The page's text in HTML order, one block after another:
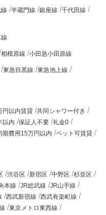
半蔵門線 銀座線
千代田線
相模原線 小田急小田原線
東急目黒線
東急池上線
円以内賃貸
共同シャワー付き
以内 保証人不要
礼金0
期費用15万円以内
ペット可賃貸
渋谷区 新宿区 中野区
杉並区
本線 JR総武線
JR山手線
西武新宿線
西武有楽町線
東京メトロ東西線